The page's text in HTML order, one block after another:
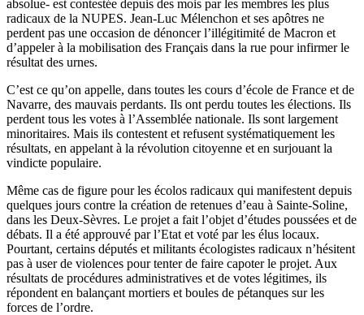
absolue- est contestée depuis des mois par les membres les plus
radicaux de la NUPES. Jean-Luc Mélenchon et ses apôtres ne
perdent pas une occasion de dénoncer l’illégitimité de Macron et
d’appeler à la mobilisation des Français dans la rue pour infirmer le
résultat des urnes.
C’est ce qu’on appelle, dans toutes les cours d’école de France et de
Navarre, des mauvais perdants. Ils ont perdu toutes les élections. Ils
perdent tous les votes à l’Assemblée nationale. Ils sont largement
minoritaires. Mais ils contestent et refusent systématiquement les
résultats, en appelant à la révolution citoyenne et en surjouant la
vindicte populaire.
Même cas de figure pour les écolos radicaux qui manifestent depuis
quelques jours contre la création de retenues d’eau à Sainte-Soline,
dans les Deux-Sèvres. Le projet a fait l’objet d’études poussées et de
débats. Il a été approuvé par l’Etat et voté par les élus locaux.
Pourtant, certains députés et militants écologistes radicaux n’hésitent
pas à user de violences pour tenter de faire capoter le projet. Aux
résultats de procédures administratives et de votes légitimes, ils
répondent en balançant mortiers et boules de pétanques sur les
forces de l’ordre.